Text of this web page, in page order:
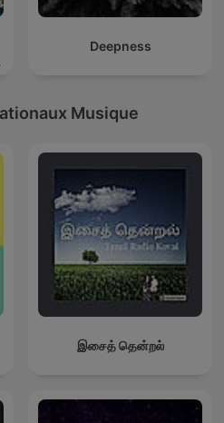
Deepness
Musique
இசைத் தென்றல்